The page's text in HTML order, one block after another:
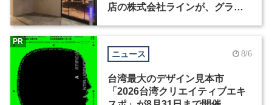
店の株式会社ラインが、グラフ
ニュース 8/6
台湾最大のデザイン見本市
「2026台湾クリエイティブエキ
PR